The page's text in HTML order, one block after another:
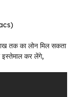
तक का लोन मिल सकता
कर लेंगे,